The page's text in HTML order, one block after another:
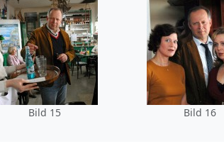
Bild 15 Bild 16